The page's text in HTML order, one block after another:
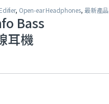
, Open-ear Headphones, 最新產品
Bass
耳機